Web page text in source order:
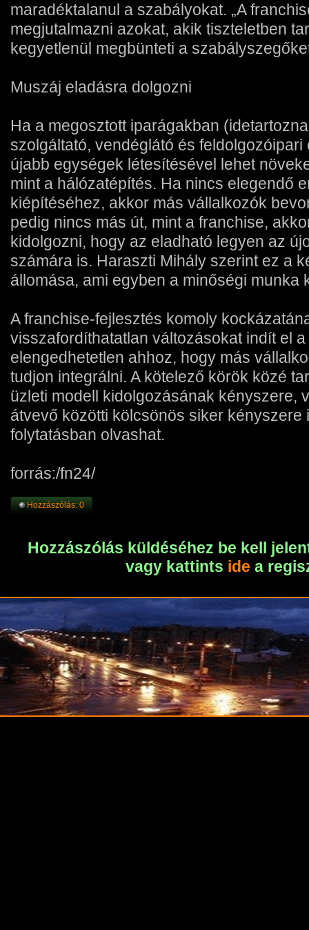
maradéktalanul a szabályokat. „A
megjutalmazni azokat, akik tiszteletben
kegyetlenül megbünteti a
Muszáj eladásra dolgozni
Ha a megosztott iparágakban
szolgáltató, vendéglátó és
újabb egységek létesítésével lehet
mint a hálózatépítés. Ha nincs elegendő
kiépítéséhez, akkor más vállalkozók
pedig nincs más út, mint a franchise,
kidolgozni, hogy az eladható legyen az
számára is. Haraszti Mihály szerint ez a
állomása, ami egyben a minőségi munka
A franchise-fejlesztés komoly
visszafordíthatatlan változásokat indít el
elengedhetetlen ahhoz, hogy más
tudjon integrálni. A kötelező körök közé
üzleti modell kidolgozásának kényszere,
átvevő közötti kölcsönös siker kényszere
folytatásban olvashat.
forrás:/fn24/
Hozzászólás: 0
Hozzászólás küldéséhez be kell
vagy kattints ide a